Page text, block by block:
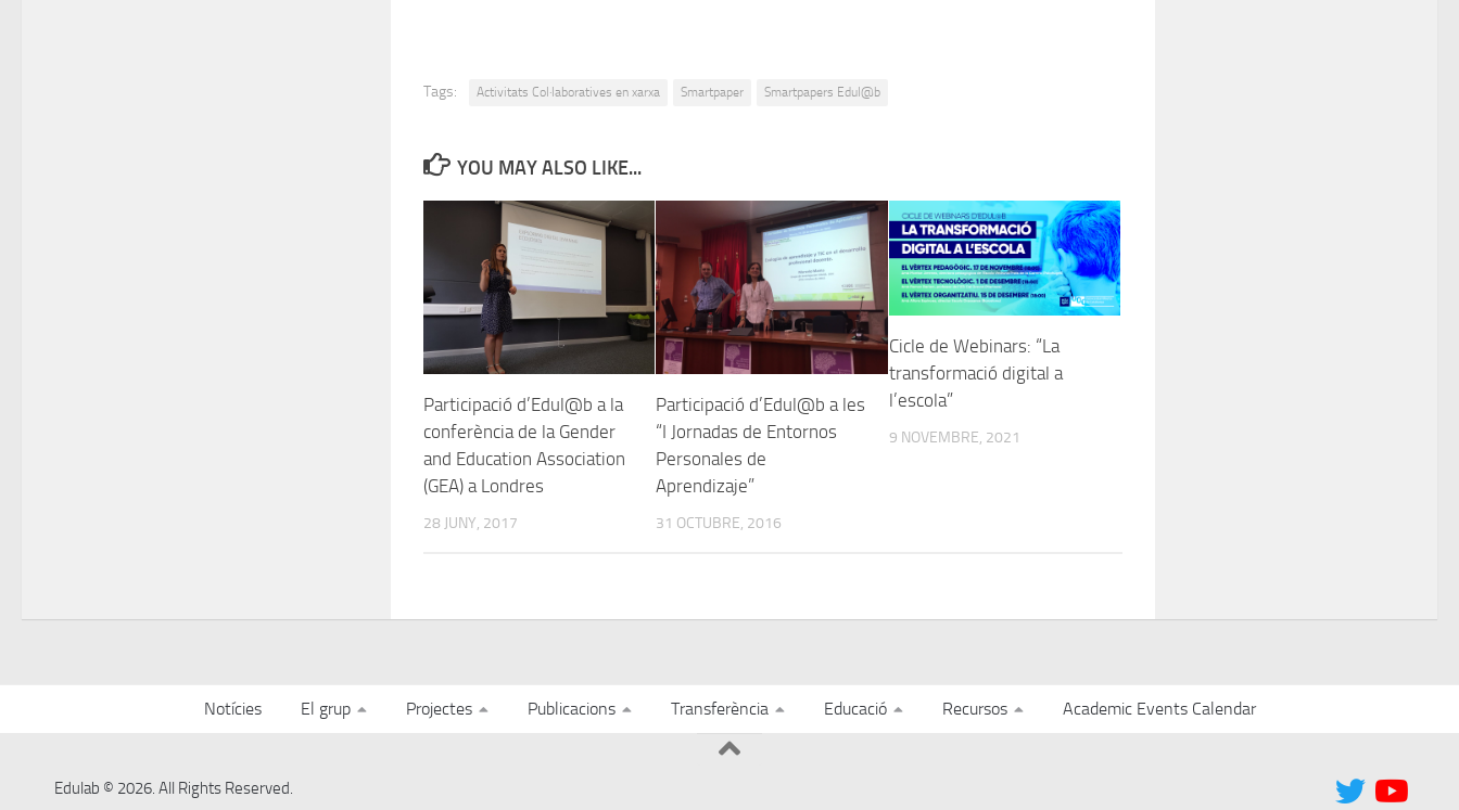
Tags: Activitats Col·laboratives en xarxa Smartpaper Smartpapers Edul@b
YOU MAY ALSO LIKE...
Participació d’Edul@b a la
conferència de la Gender
and Education Association
(GEA) a Londres
28 JUNY, 2017
Participació d’Edul@b a les
“I Jornadas de Entornos
Personales de
Aprendizaje”
31 OCTUBRE, 2016
Cicle de Webinars: “La
transformació digital a
l’escola”
9 NOVEMBRE, 2021
Notícies El grup Projectes Publicacions Transferència Educació Recursos Academic Events Calendar
Edulab © 2026. All Rights Reserved.